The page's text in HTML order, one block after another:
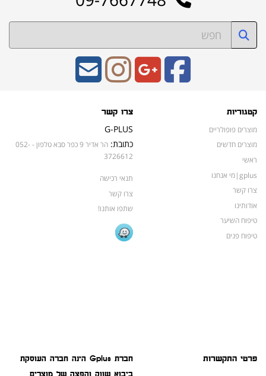
קטגוריות
מוצרים פופולריים
מוצרים חדשים
ראשי
gplus|מי אנחנו
צרו קשר
אודותינו
טיפוח השיער
טיפוח פנים
צרו קשר
G-PLUS
כתובת:
הר אדיר 9 כפר סבא טלפון - 052-
3726612
תנאי רכישה
צרו קשר
שתפו אותנו!
פרטי התקשרות
חברת Gplus הינה חברה העוסקת
ביבוא שווק והפצה של מוצרים